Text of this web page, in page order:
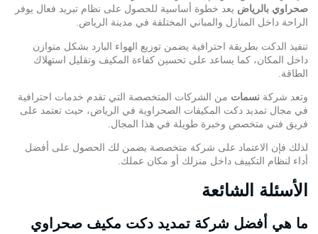
صحراوي بالرياض يعد خطوة أساسية للحصول على نظام تبريد فعال يوفر
الراحة داخل المنازل والمباني المختلفة في مدينة الرياض.
تنفيذ الدكت بطريقة احترافية يضمن توزيع الهواء البارد بشكل متوازن
داخل المكان، كما يساعد على تحسين كفاءة المكيف وتقليل استهلاك
الطاقة.
وتعد شركة نسمات من الشركات المتخصصة التي تقدم خدمات احترافية
في مجال تمديد دكت المكيفات الصحراوية في الرياض، حيث تعتمد على
فريق فني متخصص وخبرة طويلة في هذا المجال.
لذلك فإن الاعتماد على شركة متخصصة يضمن لك الحصول على أفضل
أداء لنظام التكييف داخل منزلك أو مكان عملك.
الأسئلة الشائعة
ما هي أفضل شركة تمديد دكت مكيف صحراوي